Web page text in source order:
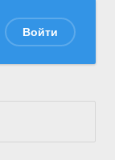
Войти